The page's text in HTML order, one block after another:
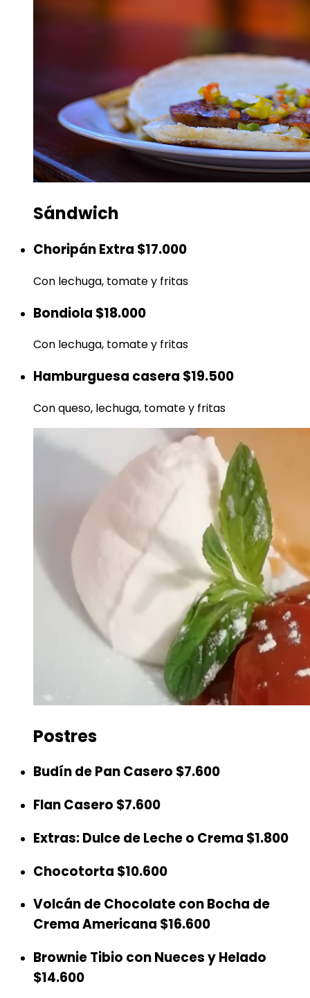
Sándwich
Choripán Extra $17.000
Con lechuga, tomate y fritas
Bondiola $18.000
Con lechuga, tomate y fritas
Hamburguesa casera $19.500
Con queso, lechuga, tomate y fritas
Postres
Budín de Pan Casero $7.600
Flan Casero $7.600
Extras: Dulce de Leche o Crema $1.800
Chocotorta $10.600
Volcán de Chocolate con Bocha de
Crema Americana $16.600
Brownie Tibio con Nueces y Helado
$14.600